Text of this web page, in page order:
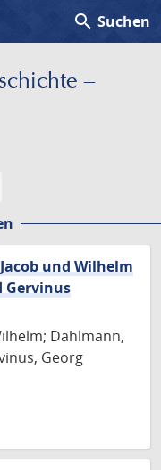
search Suchen
–
und Wilhelm
Gervinus
Dahlmann,
Georg